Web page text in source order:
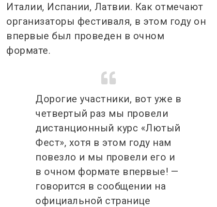
Италии, Испании, Латвии. Как отмечают
организаторы фестиваля, в этом году он
впервые был проведен в очном
формате.
Дорогие участники, вот уже в
четвертый раз мы провели
дистанционный курс «Лютый
Фест», хотя в этом году нам
повезло и мы провели его и
в очном формате впервые! —
говорится в сообщении на
официальной странице